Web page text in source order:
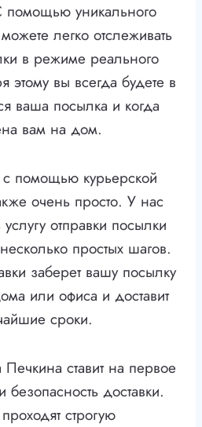
помощью уникального
легко отслеживать
в режиме реального
этому вы всегда будете в
ваша посылка и когда
вам на дом.
с помощью курьерской
очень просто. У нас
отправки посылки
простых шагов.
заберет вашу посылку
или офиса и доставит
сроки.
ставит на первое
доставки.
строгую